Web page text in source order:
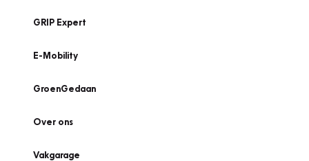
GRIP Expert
E-Mobility
GroenGedaan
Over ons
Vakgarage